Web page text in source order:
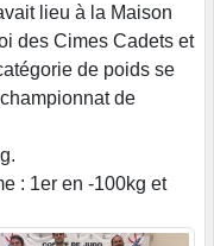
lieu à la Maison
des Cimes Cadets et
de poids se
de
: 1er en -100kg et